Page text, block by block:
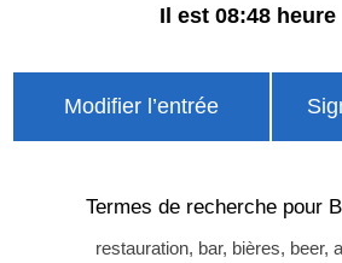
Il est 08:48 heure
Modifier l’entrée
Termes de recherche pour
restauration, bar, bières, beer,